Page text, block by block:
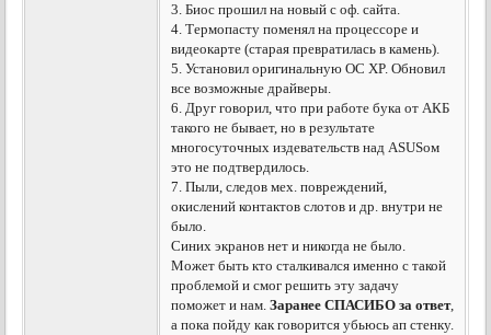
3. Биос прошил на новый с оф. сайта.
4. Термопасту поменял на процессоре и
видеокарте (старая превратилась в камень).
5. Установил оригинальную ОС XP. Обновил
все возможные драйверы.
6. Друг говорил, что при работе бука от АКБ
такого не бывает, но в результате
многосуточных издевательств над ASUSом
это не подтвердилось.
7. Пыли, следов мех. повреждений,
окислений контактов слотов и др. внутри не
было.
Синих экранов нет и никогда не было.
Может быть кто сталкивался именно с такой
проблемой и смог решить эту задачу
поможет и нам.Заранее СПАСИБО за ответ,
а пока пойду как говорится убьюсь ап стенку.